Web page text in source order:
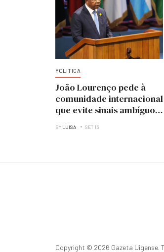
POLITICA
João Lourenço pede à
comunidade internacional
que evite sinais ambíguos
Estado
BY LUISA SET 15
Copyright © 2026 Gazeta Uigense.